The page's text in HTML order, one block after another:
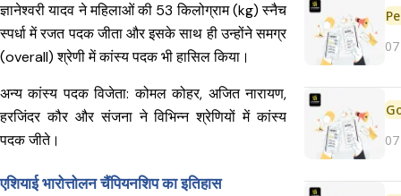
ज्ञानेश्वरी यादव ने महिलाओं की 53 किलोग्राम (kg) स्नैच
स्पर्धा में रजत पदक जीता और इसके साथ ही उन्होंने समग्र
(overall) श्रेणी में कांस्य पदक भी हासिल किया।
अन्य कांस्य पदक विजेता: कोमल कोहर, अजित नारायण,
हरजिंदर कौर और संजना ने विभिन्न श्रेणियों में कांस्य
पदक जीते।
एशियाई भारोत्तोलन चैंपियनशिप का इतिहास